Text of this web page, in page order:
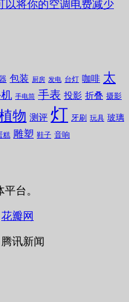
以将你的空调电费减少
包装 厨房 发电 台灯 咖啡 太
手电筒 手表 投影 折叠 摄影
物 测评 灯 牙刷 玩具 玻璃
糕 雕塑 鞋子 音响
台。
花瓣网
腾讯新闻